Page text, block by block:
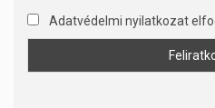
Adatvédelmi nyilatkozat